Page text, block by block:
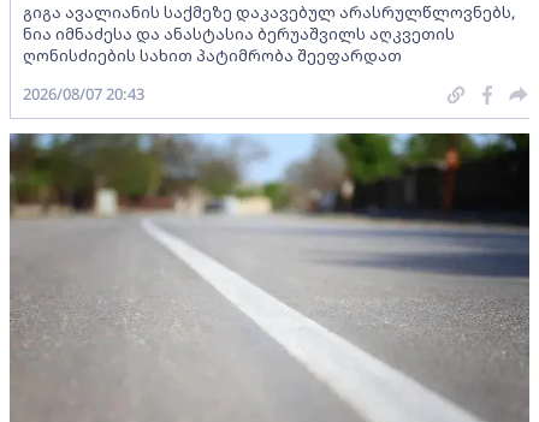
გიგა ავალიანის საქმეზე დაკავებულ არასრულწლოვნებს,
ნია იმნაძესა და ანასტასია ბერუაშვილს აღკვეთის
ღონისძიების სახით პატიმრობა შეეფარდათ
2026/08/07 20:43